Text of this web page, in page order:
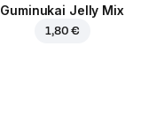
Guminukai Jelly Mix
1,80 €